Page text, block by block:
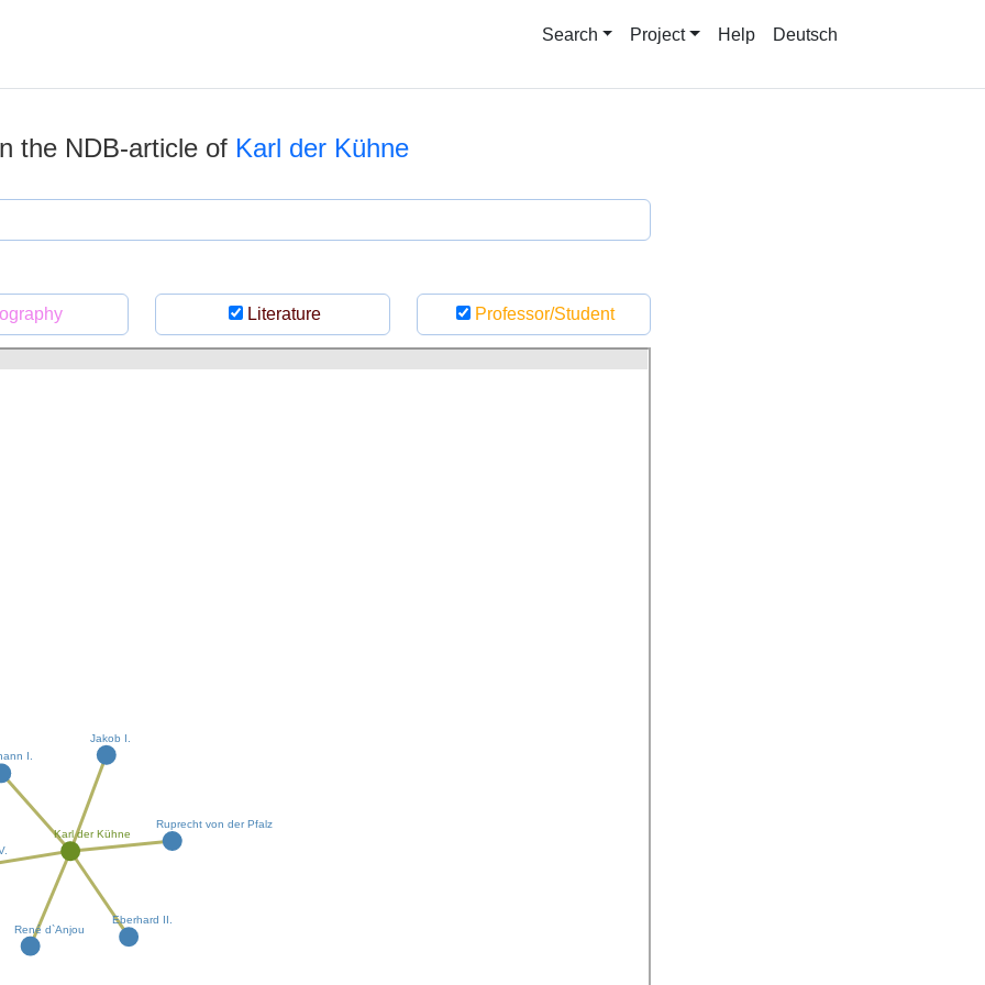
Search Project Help Deutsch
the NDB-article of Karl der Kühne
Literature Professor/Student
Karl der Kühne
I.
Eberhard II.
Ruprecht von der Pfalz
René d`Anjou
Jakob I.